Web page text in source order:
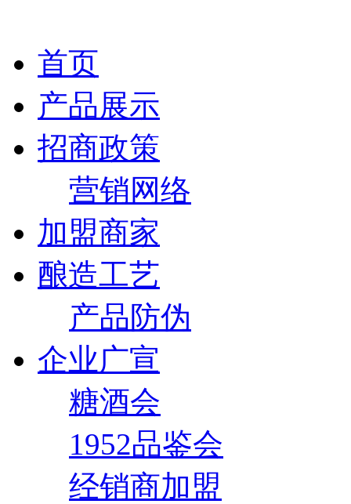
首页
产品展示
招商政策
营销网络
加盟商家
酿造工艺
产品防伪
企业广宣
糖酒会
1952品鉴会
经销商加盟